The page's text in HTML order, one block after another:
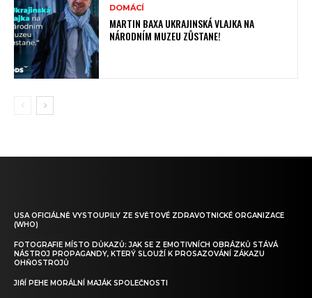
DOMÁCÍ
MARTIN BAXA UKRAJINSKÁ VLAJKA NA
NÁRODNÍM MUZEU ZŮSTANE!
USA OFICIÁLNĚ VYSTOUPILY ZE SVĚTOVÉ ZDRAVOTNICKÉ ORGANIZACE
(WHO)
FOTOGRAFIE MÍSTO DŮKAZŮ: JAK SE Z EMOTIVNÍCH OBRÁZKŮ STÁVÁ
NÁSTROJ PROPAGANDY, KTERÝ SLOUŽÍ K PROSAZOVÁNÍ ZÁKAZU
OHŇOSTROJŮ
JIŘÍ PEHE MORÁLNÍ MAJÁK SPOLEČNOSTI